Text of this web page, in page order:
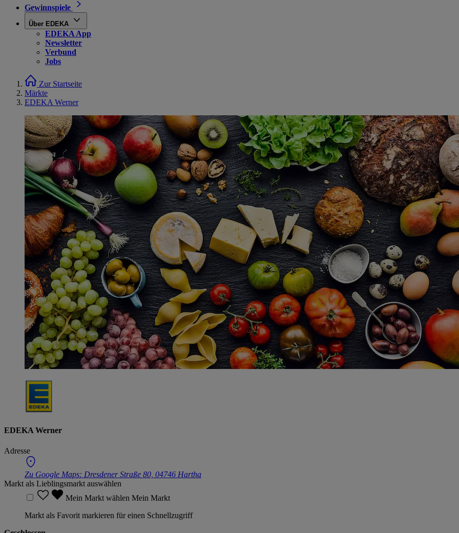
Gewinnspiele
Über EDEKA
EDEKA App
Newsletter
Verbund
Jobs
Zur Startseite
Märkte
EDEKA Werner
EDEKA Werner
Adresse
Zu Google Maps: Dresdener Straße 80, 04746 Hartha
Markt als Lieblingsmarkt auswählen
Mein Markt wählen Mein Markt
Markt als Favorit markieren für einen Schnellzugriff